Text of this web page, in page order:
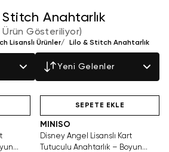
Stitch Anahtarlık
Ürün Gösteriliyor)
Lisanslı Ürünler/ Lilo & Stitch Anahtarlık
Yeni Gelenler
SEPETE EKLE
MINISO
Disney Angel Lisanslı Kart
Tutuculu Anahtarlık – Boyun